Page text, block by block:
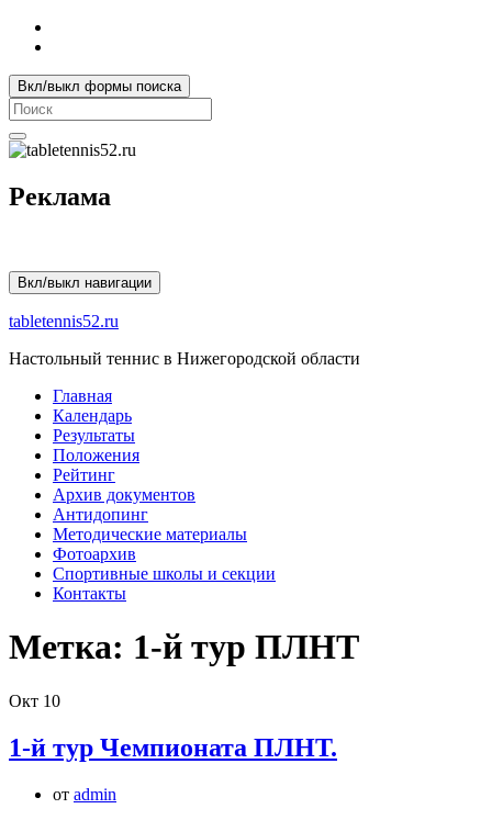
Вкл/выкл формы поиска
Search
for:
Реклама
Вкл/выкл навигации
tabletennis52.ru
Настольный теннис в Нижегородской области
Главная
Календарь
Результаты
Положения
Рейтинг
Архив документов
Антидопинг
Методические материалы
Фотоархив
Спортивные школы и секции
Контакты
Метка: 1-й тур ПЛНТ
Окт 10
1-й тур Чемпионата ПЛНТ.
от admin